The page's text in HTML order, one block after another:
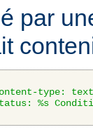
par
type:
%s